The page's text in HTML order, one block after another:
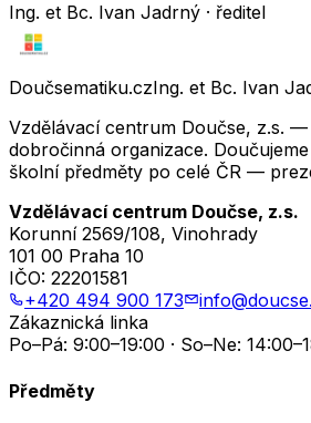
Ing. et Bc. Ivan Jadrný · ředitel
Doučsematiku.czIng. et Bc. Ivan
Vzdělávací centrum Doučse, z.s.
dobročinná organizace.
školní předměty po celé ČR —
Vzdělávací centrum Doučse, z.s.
Korunní 2569/108, Vinohrady
101 00 Praha 10
IČO: 22201581
+420 494 900 173
Zákaznická linka
Po–Pá: 9:00–19:00 · So–Ne:
Předměty